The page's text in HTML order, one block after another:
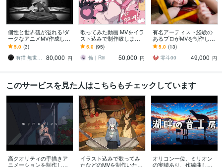
個性と世界観が溢れる!ダ
ークなアニメMV作成しま
す モノクロ制作で独創性
がある、怖くて少し可愛
い癖になるMVを!
5.0 (3)
有猫 無世〔Yuuneko Naise〕
80,000 円
歌ってみた動画 MVをイラ
スト込みで制作致します
本家寄せからオリジナル
曲まで承ります！
5.0 (95)
倫｜Rin
50,000 円
有名アーティスト経験の
あるプロがMVを制作しま
す 業界最安値の4.9万円で
モデルを用いた実写MV制
作が可能です
5.0 (13)
零斗00
49,000 円
このサービスを見た人はこちらもチェックしています
高クオリティの手描きア
ニメーションを制作しま
イラスト込みで歌ってみ
たなどのMVを制作いたし
オリコン一位、ミリオン
の実績あり、作編曲しま